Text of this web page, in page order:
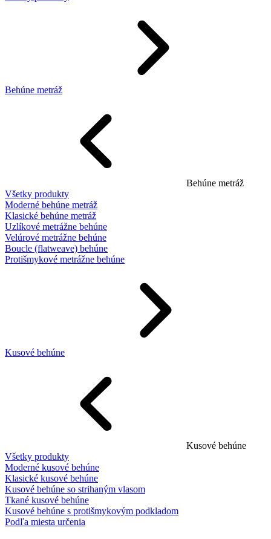
Behúne metráž
Behúne metráž
Všetky produkty
Moderné behúne metráž
Klasické behúne metráž
Uzlíkové metrážne behúne
Velúrové metrážne behúne
Boucle (flatweave) behúne
Protišmykové metrážne behúne
Kusové behúne
Kusové behúne
Všetky produkty
Moderné kusové behúne
Klasické kusové behúne
Kusové behúne so strihaným vlasom
Tkané kusové behúne
Kusové behúne s protišmykovým podkladom
Podľa miesta určenia